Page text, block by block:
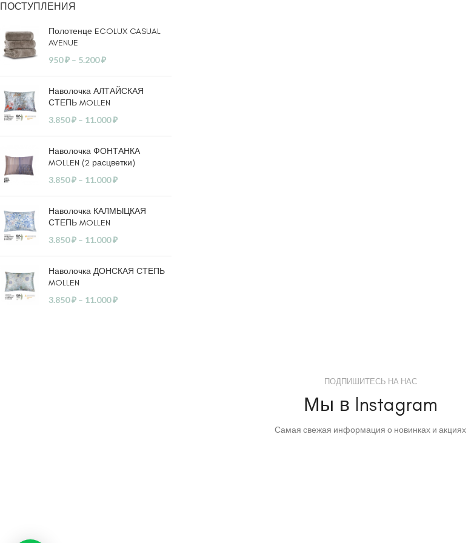
ПОСТУПЛЕНИЯ
Полотенце ECOLUX CASUAL
AVENUE
950₽ – 5.200₽
Наволочка АЛТАЙСКАЯ
СТЕПЬ MOLLEN
3.850₽ – 11.000₽
Наволочка ФОНТАНКА
MOLLEN (2 расцветки)
3.850₽ – 11.000₽
Наволочка КАЛМЫЦКАЯ
СТЕПЬ MOLLEN
3.850₽ – 11.000₽
Наволочка ДОНСКАЯ СТЕПЬ
MOLLEN
3.850₽ – 11.000₽
ПОДПИШИТЕСЬ НА НАС
Мы в Instagram
Самая свежая информация о новинках и акциях